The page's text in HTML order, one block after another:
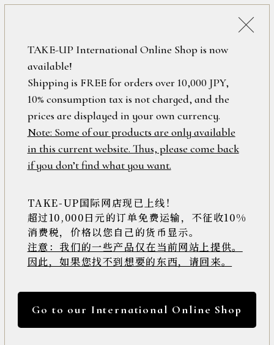
ONLINE SHOP
フリーワード
在庫なし含む
アイテム
ロ
グ
イ
ン
/
新
規
会
登
録
>>
Online
Shop
TAKE-UP International Online Shop is now
available!
Shipping is FREE for orders over 10,000 JPY,
10% consumption tax is not charged, and the
prices are displayed in your own currency.
Note: Some of our products are only available
in this current website. Thus, please come back
if you don’t find what you want.
TAKE-UP国际网店现已上线！
超过10,000日元的订单免费运输，不征收10%
消费税，价格以您自己的货币显示。
注意：我们的一些产品仅在当前网站上提供。
因此，如果您找不到想要的东西，请回来。
Go to our International Online Shop